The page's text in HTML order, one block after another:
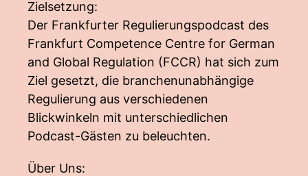
Zielsetzung:
Der Frankfurter Regulierungspodcast des
Frankfurt Competence Centre for German
and Global Regulation (FCCR) hat sich zum
Ziel gesetzt, die branchenunabhängige
Regulierung aus verschiedenen
Blickwinkeln mit unterschiedlichen
Podcast-Gästen zu beleuchten.
Über Uns: